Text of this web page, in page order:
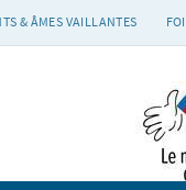
& ÂMES VAILLANTES